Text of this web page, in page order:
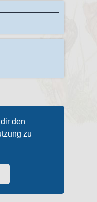
den
zu